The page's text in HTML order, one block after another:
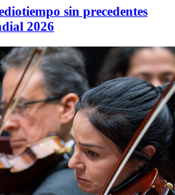
sin precedentes
2026